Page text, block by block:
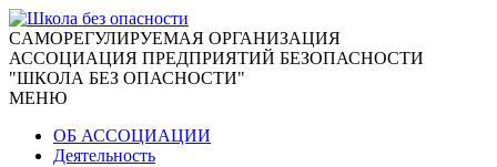
CАМОРЕГУЛИРУЕМАЯ ОРГАНИЗАЦИЯ
АССОЦИАЦИЯ ПРЕДПРИЯТИЙ БЕЗОПАСНОСТИ
"ШКОЛА БЕЗ ОПАСНОСТИ"
МЕНЮ
ОБ АССОЦИАЦИИ
Деятельность